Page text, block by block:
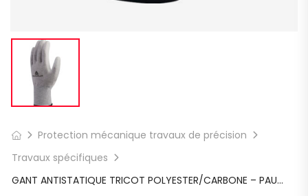
Protection mécanique travaux de précision
Travaux spécifiques
GANT ANTISTATIQUE TRICOT POLYESTER/CARBONE – PAUME ENDUITE PU